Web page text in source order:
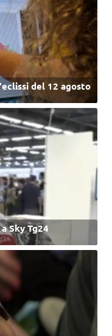
del 12 agosto
Sky Tg24